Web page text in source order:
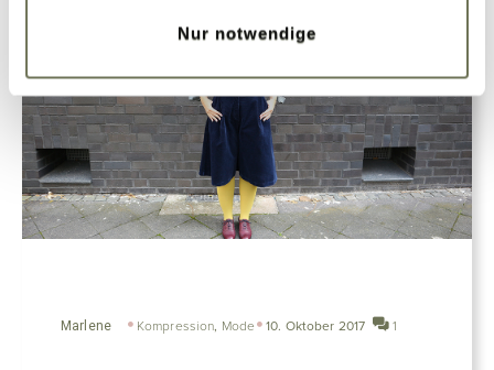
Nur notwendige
Marlene Kompression, Mode 10. Oktober 2017 1